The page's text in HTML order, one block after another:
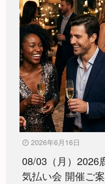
2026年6月16日
08/03（月）2026
気払い会 開催ご